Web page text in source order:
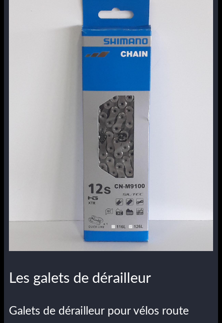
Les galets de dérailleur
Galets de dérailleur pour vélos route